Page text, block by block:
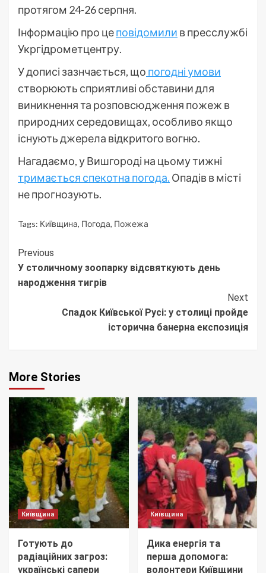
протягом 24-26 серпня.
Інформацію про цеповідомили в пресслужбі
Укргідрометцентру.
У дописі зазнчається, що погодні умови
створюють сприятливі обставини для
виникнення та розповсюдження пожеж в
природних середовищах, особливо якщо
існують джерела відкритого вогню.
Нагадаємо, у Вишгороді на цьому тижні
тримається спекотна погода. Опадів в місті
не прогнозують.
Tags: Київщина, Погода, Пожежа
Continue
Reading
Previous
У столичному зоопарку відсвяткують день
народження тигрів
Next
Спадок Київської Русі: у столиці пройде
історична банерна експозиція
More Stories
Київщина
Готують до
радіаційних загроз:
українські сапери
Київщина
Дика енергія та
перша допомога:
волонтери Київщини